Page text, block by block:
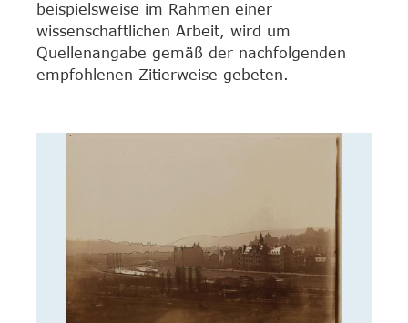
beispielsweise im Rahmen einer
wissenschaftlichen Arbeit, wird um
Quellenangabe gemäß der nachfolgenden
empfohlenen Zitierweise gebeten.